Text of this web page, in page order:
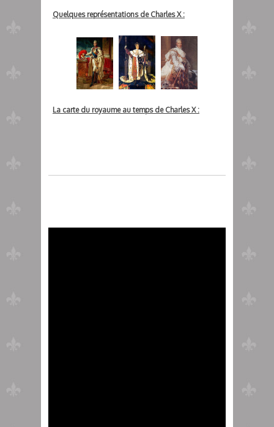
Quelques représentations de Charles X :
La carte du royaume au temps de Charles X :